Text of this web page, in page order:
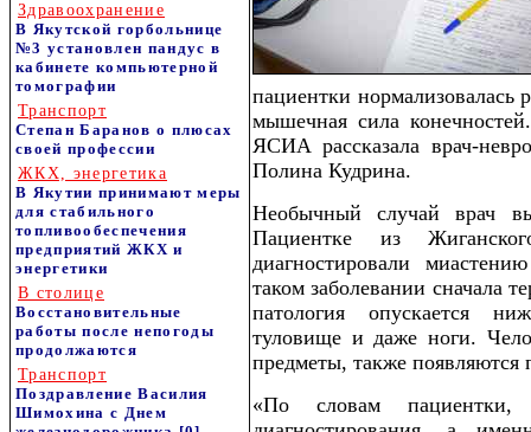
Здравоохранение
В Якутской горбольнице
№3 установлен пандус в
кабинете компьютерной
томографии
Транспорт
Степан Баранов о плюсах
своей профессии
ЖКХ, энергетика
В Якутии принимают меры
для стабильного
топливообеспечения
предприятий ЖКХ и
энергетики
В столице
Восстановительные
работы после непогоды
продолжаются
Транспорт
Поздравление Василия
Шимохина с Днем
пациентки нормализовалась
мышечная сила
ЯСИА рассказала врач-
Полина Кудрина.
Необычный случай врач
Пациентке из
диагностировали
таком заболевании сначала
патология опускается
туловище и даже ноги.
предметы, также появляются
«По словам